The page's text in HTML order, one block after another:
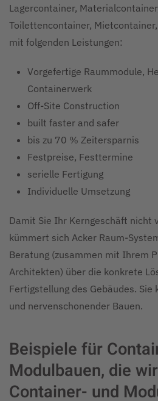
Lagercontainer,
Toilettencontainer,
mit folgenden Leistungen:
Vorgefertige Raummodule,
Containerwerk
Off-Site Construction
built faster and safer
bis zu 70 % Zeitersparnis
Festpreise, Festtermine
serielle Fertigung
Individuelle Umsetzung
Damit Sie Ihr Kerngeschäft nicht
kümmert sich Acker Raum-
Beratung (zusammen mit Ihrem
Architekten) über die konkrete
Fertigstellung des Gebäudes.
und nervenschonender Bauen.
Beispiele für
Modulbauen, die
Container- und